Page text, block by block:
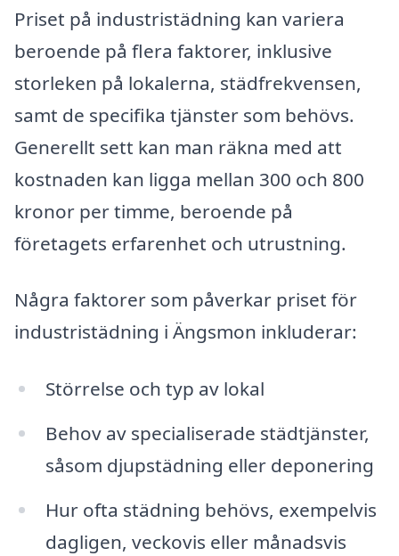
Priset på industristädning kan variera
beroende på flera faktorer, inklusive
storleken på lokalerna, städfrekvensen,
samt de specifika tjänster som behövs.
Generellt sett kan man räkna med att
kostnaden kan ligga mellan 300 och 800
kronor per timme, beroende på
företagets erfarenhet och utrustning.
Några faktorer som påverkar priset för
industristädning i Ängsmon inkluderar:
Störrelse och typ av lokal
Behov av specialiserade städtjänster,
såsom djupstädning eller deponering
Hur ofta städning behövs, exempelvis
dagligen, veckovis eller månadsvis